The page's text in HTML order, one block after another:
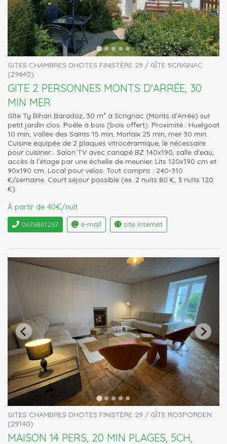
GITES CHAMBRES DHOTES FINISTÈRE 29 / GÎTE SCRIGNAC
(29640)
GITE 2 PERSONNES MONTS D'ARRÉE, 30
MIN MER
Gîte Ty Bihan Baradoz, 30 m² à Scrignac (Monts d'Arrée) sur
petit jardin clos. Poêle à bois (bois offert). Proximité : Huelgoat
10 min, Vallée des Saints 15 min, Morlaix 25 min, mer 30 min.
Cuisine équipée de 2 plaques vitrocéramique, le nécessaire
pour cuisiner... Salon TV avec canapé BZ 140x190, salle d'eau,
accès à l'étage par une échelle de meunier. Lits 120x190 cm et
90x190 cm. Local pour vélos. Tout compris : 240-310
€/semaine. Court séjour possible (ex. 2 nuits 80 €, 3 nuits 120
€).
À partir de 40€/nuit
0676861267 e-mail site internet
GITES CHAMBRES DHOTES FINISTÈRE 29 / GÎTE ROSPORDEN
(29140)
MAISON 14 PERS, 20 MIN PLAGES, 5CH,